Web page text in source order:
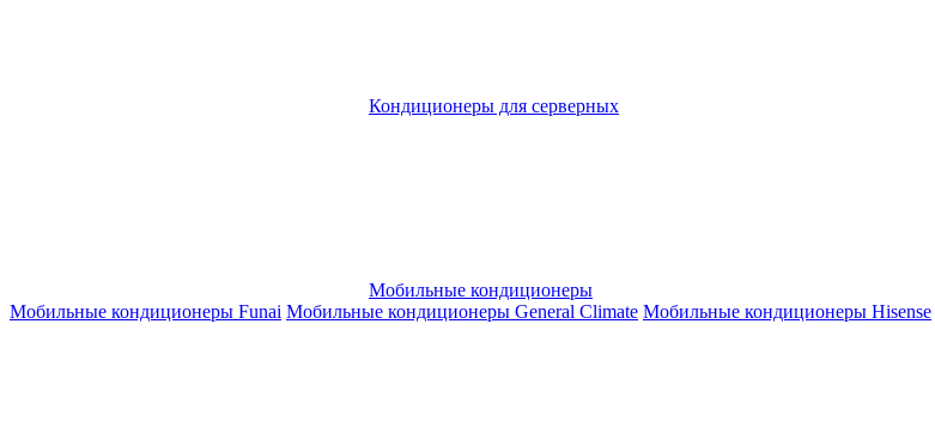
Кондиционеры для серверных
Мобильные кондиционеры
Мобильные кондиционеры Funai Мобильные кондиционеры General Climate Мобильные кондиционеры Hisense